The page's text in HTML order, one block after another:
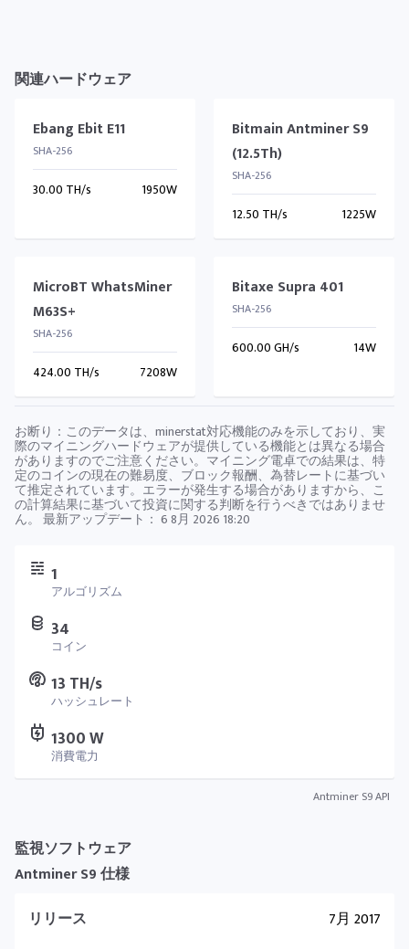
1
アルゴリズム
34
コイン
13 TH/s
ハッシュレート
1300 W
消費電力
Antminer S9 API
監視ソフトウェア
Antminer S9 仕様
リリース
7月 2017
関連ハードウェア
Ebang Ebit E11
SHA-256
30.00 TH/s 1950W
Bitmain Antminer S9
(12.5Th)
SHA-256
12.50 TH/s 1225W
MicroBT WhatsMiner
M63S+
SHA-256
424.00 TH/s 7208W
Bitaxe Supra 401
SHA-256
600.00 GH/s 14W
お断り：このデータは、minerstat対応機能のみを示しており、実
際のマイニングハードウェアが提供している機能とは異なる場合
がありますのでご注意ください。マイニング電卓での結果は、特
定のコインの現在の難易度、ブロック報酬、為替レートに基づい
て推定されています。エラーが発生する場合がありますから、こ
の計算結果に基づいて投資に関する判断を行うべきではありませ
ん。 最新アップデート： 6 8月 2026 18:20